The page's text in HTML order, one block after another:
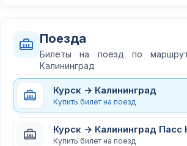
Поезда
Билеты на поезд по
Калининград
Курск → Калининград
Купить билет на поезд
Курск → Калининград
Купить билет на поезд